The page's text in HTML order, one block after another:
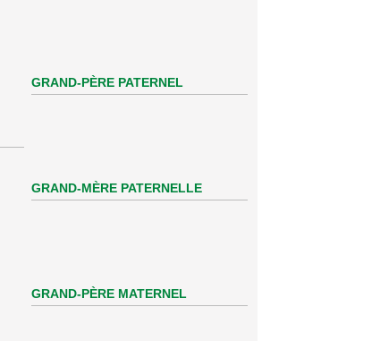
GRAND-PÈRE PATERNEL
GRAND-MÈRE PATERNELLE
GRAND-PÈRE MATERNEL